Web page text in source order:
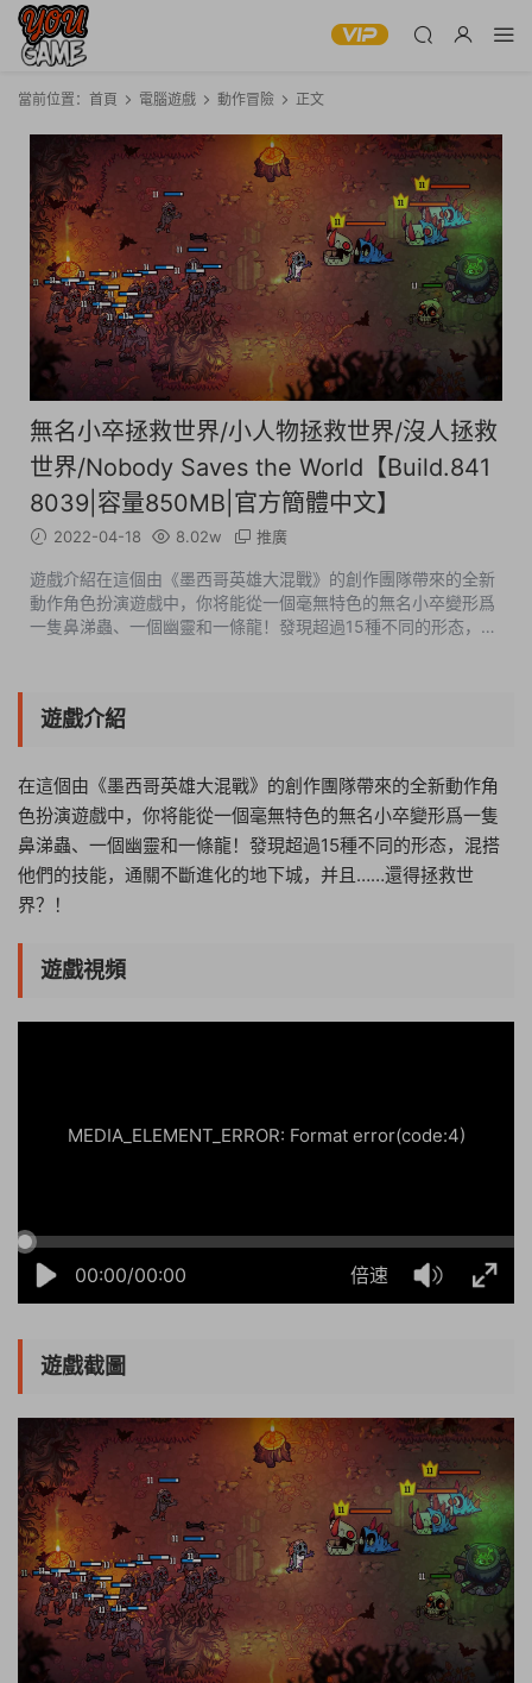
當前位置： 首頁 電腦遊戲 動作冒險 正文
無名小卒拯救世界/小人物拯救世界/沒人拯救
世界/Nobody Saves the World【Build.841
8039|容量850MB|官方簡體中文】
2022-04-18 8.02w 推廣
遊戲介紹在這個由《墨西哥英雄大混戰》的創作團隊帶來的全新
動作角色扮演遊戲中，你将能從一個毫無特色的無名小卒變形爲
一隻鼻涕蟲、一個幽靈和一條龍！發現超過15種不同的形态，混
遊戲介紹
在這個由《墨西哥英雄大混戰》的創作團隊帶來的全新動作角
色扮演遊戲中，你将能從一個毫無特色的無名小卒變形爲一隻
鼻涕蟲、一個幽靈和一條龍！發現超過15種不同的形态，混搭
他們的技能，通關不斷進化的地下城，并且……還得拯救世
界？！
遊戲視頻
00:00/00:00 倍速
MEDIA_ELEMENT_ERROR: Format error(code:4)
遊戲截圖